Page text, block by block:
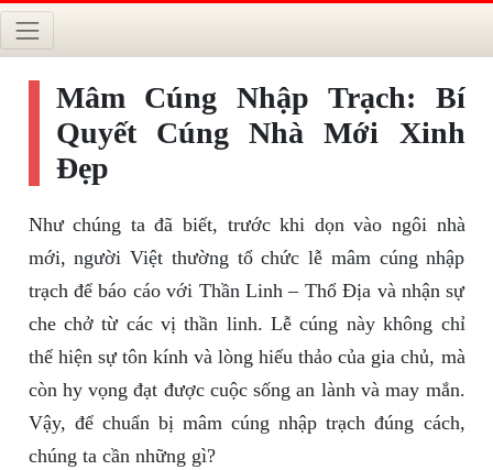
Mâm Cúng Nhập Trạch: Bí
Quyết Cúng Nhà Mới Xinh
Đẹp
Như chúng ta đã biết, trước khi dọn vào ngôi nhà
mới, người Việt thường tổ chức lễ mâm cúng nhập
trạch để báo cáo với Thần Linh – Thổ Địa và nhận sự
che chở từ các vị thần linh. Lễ cúng này không chỉ
thể hiện sự tôn kính và lòng hiếu thảo của gia chủ, mà
còn hy vọng đạt được cuộc sống an lành và may mắn.
Vậy, để chuẩn bị mâm cúng nhập trạch đúng cách,
chúng ta cần những gì?